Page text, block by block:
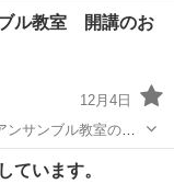
ル教室 開講のお
12月4日
ンサンブル教室の開
まれば、開講いたし
）を演奏される方
ています。